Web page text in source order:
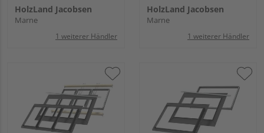
HolzLand Jacobsen
Marne
1 weiterer Händler
HolzLand Jacobsen
Marne
1 weiterer Händler